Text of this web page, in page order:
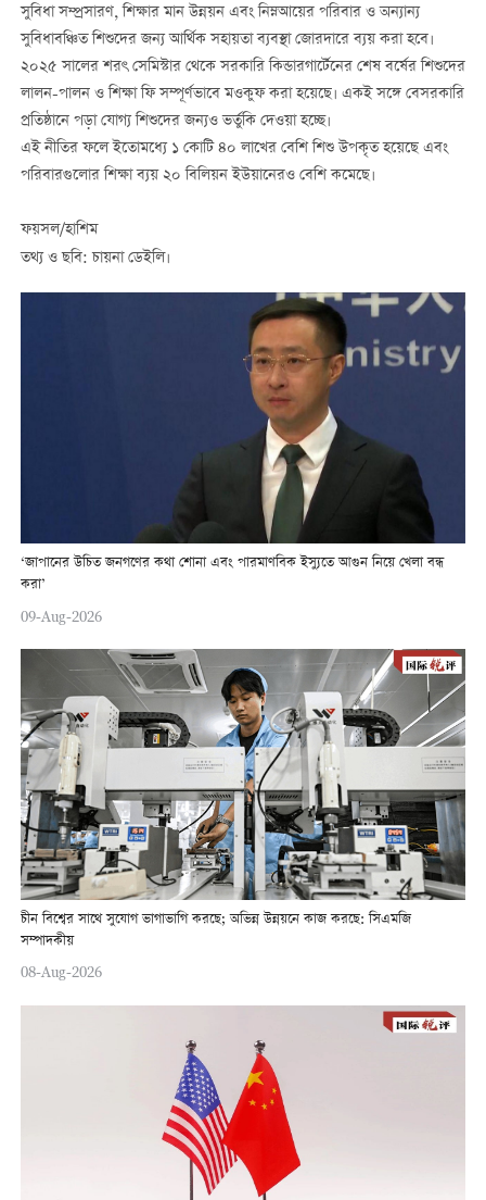
সুবিধা সম্প্রসারণ, শিক্ষার মান উন্নয়ন এবং নিম্নআয়ের পরিবার ও অন্যান্য
সুবিধাবঞ্চিত শিশুদের জন্য আর্থিক সহায়তা ব্যবস্থা জোরদারে ব্যয় করা হবে।
২০২৫ সালের শরৎ সেমিস্টার থেকে সরকারি কিন্ডারগার্টেনের শেষ বর্ষের শিশুদের
লালন-পালন ও শিক্ষা ফি সম্পূর্ণভাবে মওকুফ করা হয়েছে। একই সঙ্গে বেসরকারি
প্রতিষ্ঠানে পড়া যোগ্য শিশুদের জন্যও ভর্তুকি দেওয়া হচ্ছে।
এই নীতির ফলে ইতোমধ্যে ১ কোটি ৪০ লাখের বেশি শিশু উপকৃত হয়েছে এবং
পরিবারগুলোর শিক্ষা ব্যয় ২০ বিলিয়ন ইউয়ানেরও বেশি কমেছে।
ফয়সল/হাশিম
তথ্য ও ছবি: চায়না ডেইলি।
‘জাপানের উচিত জনগণের কথা শোনা এবং পারমাণবিক ইস্যুতে আগুন নিয়ে খেলা বন্ধ
করা’
09-Aug-2026
চীন বিশ্বের সাথে সুযোগ ভাগাভাগি করছে; অভিন্ন উন্নয়নে কাজ করছে: সিএমজি
সম্পাদকীয়
08-Aug-2026